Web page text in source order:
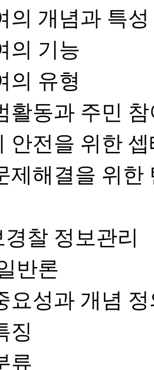
의 개념과 특성
의 기능
의 유형
활동과 주민
안전을 위한
제해결을 위
찰 정보관리
반론
요성과 개념
징
류